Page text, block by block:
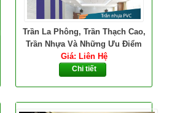
Trần La Phông, Trần Thạch Cao,
Trần Nhựa Và Những Ưu Điểm
Giá: Liên Hệ
Chi tiết